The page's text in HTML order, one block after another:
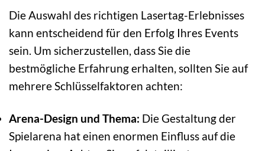
Die Auswahl des richtigen Lasertag-Erlebnisses
kann entscheidend für den Erfolg Ihres Events
sein. Um sicherzustellen, dass Sie die
bestmögliche Erfahrung erhalten, sollten Sie auf
mehrere Schlüsselfaktoren achten:
Arena-Design und Thema: Die Gestaltung der
Spielarena hat einen enormen Einfluss auf die